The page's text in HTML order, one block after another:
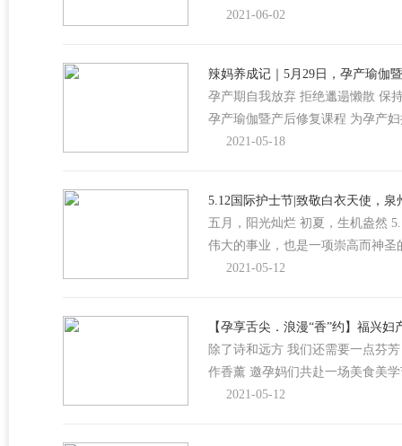
2021-06-02
辣妈养成记｜5月29日，孕产瑜伽
孕产期自我放弃 拒绝邋遢懒散 保
孕产瑜伽暨产后修复课程 为孕产
2021-05-18
5.12国际护士节|致敬白衣天使，
五月，阳光灿烂 初夏，生机盎然
伟大的事业，也是一项崇高而神圣
2021-05-12
【孕享舌尖．浪漫“香”约】福兴
除了诗和远方 我们还需要一点芬
作香薰 邀孕妈们共赴一场美食美
2021-05-12